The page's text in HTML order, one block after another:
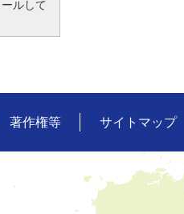
ルして
著作権等 サイトマップ